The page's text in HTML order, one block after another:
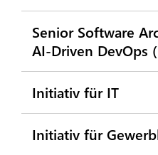
Senior Software
AI‑Driven DevOps
Initiativ für IT
Initiativ für